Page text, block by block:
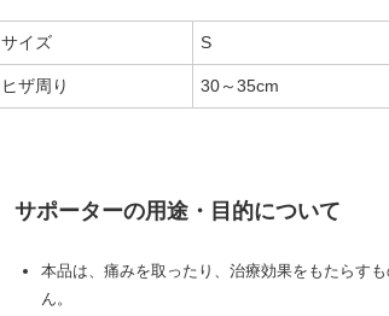
サイズ S
ヒザ周り 30～35cm
サポーターの用途・目的について
本品は、痛みを取ったり、治療効果をもたらす
ん。